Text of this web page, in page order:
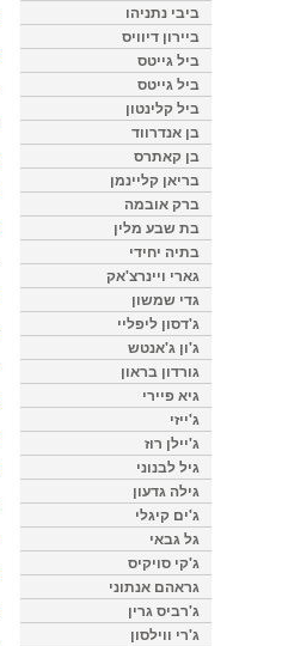
ביבי נתניהו
ביירון דיוויס
ביל גייטס
ביל גייטס
ביל קלינטון
בן אנדרווד
בן קאתרס
בריאן קליינמן
ברק אובמה
בת שבע מלין
בתיה יחידי
גארי ויינרצ'אק
גדי שמשון
ג'דסון ליפליי
ג'ון ג'אנטש
גורדון בראון
גיא פיירי
ג'ייזי
ג'יילן רוז
גיל לבנוני
גילה גדעון
ג'ים קיגלי
גל גבאי
ג'קי סויקיס
גראהם אנתוני
ג'רביס גרין
ג'רי ווילסון